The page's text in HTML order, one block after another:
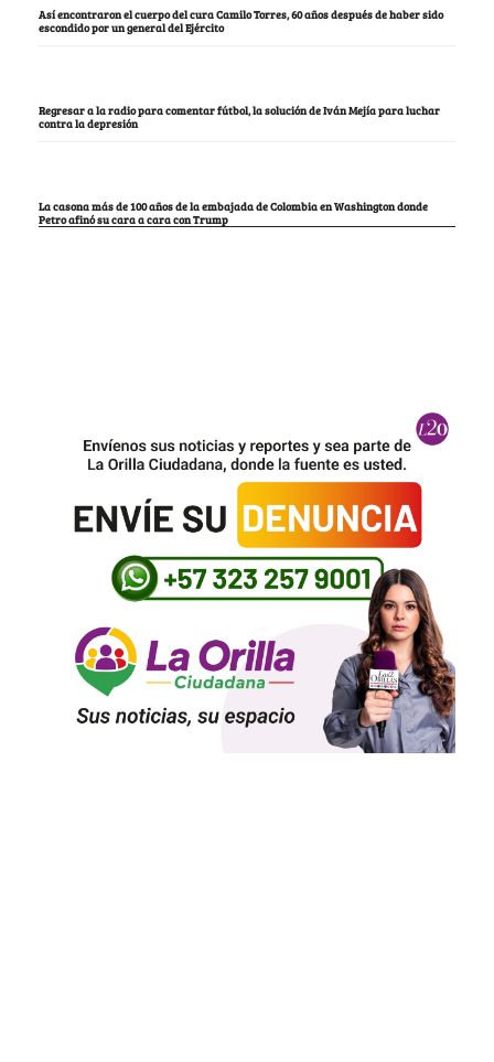
Así encontraron el cuerpo del cura Camilo Torres, 60 años después de haber sido
escondido por un general del Ejército
Regresar a la radio para comentar fútbol, la solución de Iván Mejía para luchar
contra la depresión
La casona más de 100 años de la embajada de Colombia en Washington donde
Petro afinó su cara a cara con Trump